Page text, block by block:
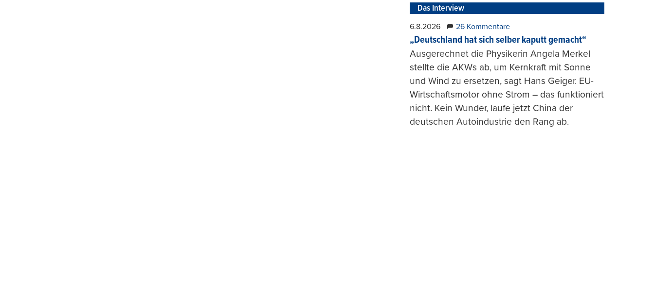
Das Interview
6.8.2026 26 Kommentare
„Deutschland hat sich selber kaputt gemacht“
Ausgerechnet die Physikerin Angela Merkel
stellte die AKWs ab, um Kernkraft mit Sonne
und Wind zu ersetzen, sagt Hans Geiger. EU-
Wirtschaftsmotor ohne Strom – das funktioniert
nicht. Kein Wunder, laufe jetzt China der
deutschen Autoindustrie den Rang ab.